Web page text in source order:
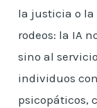
la justicia o la
rodeos: la IA
sino al
individuos
psicopáticos,